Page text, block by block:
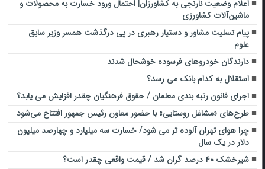
اعلام وضعیت نارنجی به کشاورزان| احتمال ورود خسارت به محصولات و
ماشین‌آلات کشاورزی
پیام تسلیت مشاور و دستیار رهبری در پی درگذشت همسر وزیر سابق
علوم
دارندگان خودروهای فرسوده خوشحال شدند
استقلال به کدام بانک می رسد؟
اجرای قانون رتبه بندی معلمان / حقوق فرهنگیان چقدر افزایش می یابد؟
طرح‌های «مشاغل روستایی» با حضور معاون رئیس جمهور افتتاح می‌شود
چرا هوای تهران آلوده تر می شود/ خسارت سه میلیارد و چهارصد میلیون
دلار در یک سال
شیرخشک ۴۰ درصد گران شد / قیمت واقعی چقدر است؟